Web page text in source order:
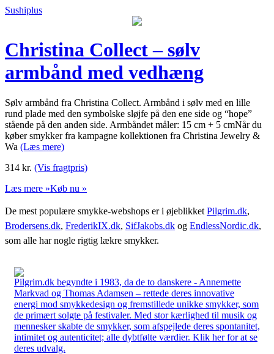
Sushiplus
Christina Collect – sølv
armbånd med vedhæng
Sølv armbånd fra Christina Collect. Armbånd i sølv med en lille
rund plade med den symbolske sløjfe på den ene side og “hope”
stående på den anden side. Armbåndet måler: 15 cm + 5 cmNår du
køber smykker fra kampagne kollektionen fra Christina Jewelry &
Wa (Læs mere)
314 kr. (Vis fragtpris)
Læs mere »Køb nu »
De mest populære smykke-webshops er i øjeblikket Pilgrim.dk,
Brodersens.dk, FrederikIX.dk, SifJakobs.dk og EndlessNordic.dk,
som alle har nogle rigtig lækre smykker.
Pilgrim.dk begyndte i 1983, da de to danskere - Annemette
Markvad og Thomas Adamsen – rettede deres innovative
energi mod smykkedesign og fremstillede unikke smykker, som
de primært solgte på festivaler. Med stor kærlighed til musik og
mennesker skabte de smykker, som afspejlede deres spontanitet,
intimitet og autenticitet; alle dybtfølte værdier. Klik her for at se
deres udvalg.